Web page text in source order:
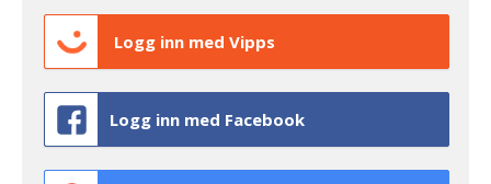
Logg inn med Vipps
Logg inn med Facebook